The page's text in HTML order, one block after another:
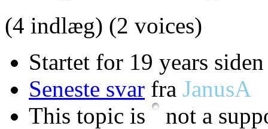
(4 indlæg) (2 voices)
Startet for 19 years
Seneste svar fra JanusA
This topic is
not a